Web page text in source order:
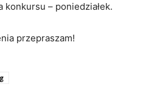
konkursu – poniedziałek.
przepraszam!